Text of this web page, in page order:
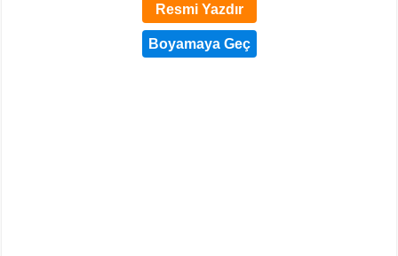
Resmi Yazdır